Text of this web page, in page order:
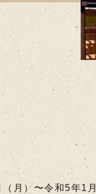
月）〜令和5年1